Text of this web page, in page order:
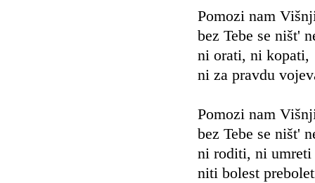
Pomozi nam
bez Tebe se ništ'
ni orati, ni kopati,
ni za pravdu
Pomozi nam
bez Tebe se ništ'
ni roditi, ni umreti
niti bolest